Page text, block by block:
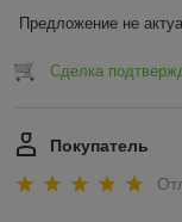
ухудшая
Применение
достаточно широка:
Предложение не
Сделка
Покупатель